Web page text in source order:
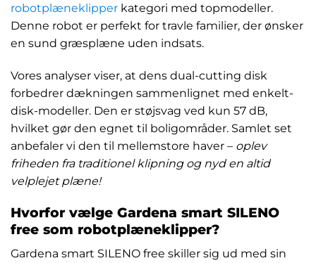
robotplæneklipper kategori med topmodeller.
Denne robot er perfekt for travle familier, der ønsker
en sund græsplæne uden indsats.
Vores analyser viser, at dens dual-cutting disk
forbedrer dækningen sammenlignet med enkelt-
disk-modeller. Den er støjsvag ved kun 57 dB,
hvilket gør den egnet til boligområder. Samlet set
anbefaler vi den til mellemstore haver – oplev
friheden fra traditionel klipning og nyd en altid
velplejet plæne!
Hvorfor vælge Gardena smart SILENO
free som robotplæneklipper?
Gardena smart SILENO free skiller sig ud med sin